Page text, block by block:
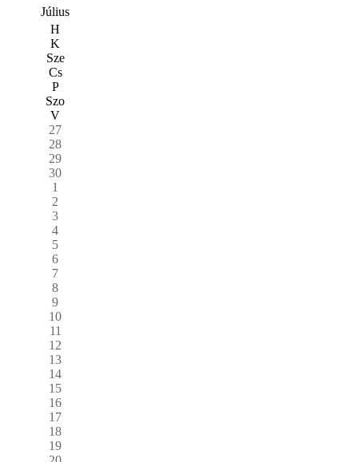
Július
H
K
Sze
Cs
P
Szo
V
27
28
29
30
1
2
3
4
5
6
7
8
9
10
11
12
13
14
15
16
17
18
19